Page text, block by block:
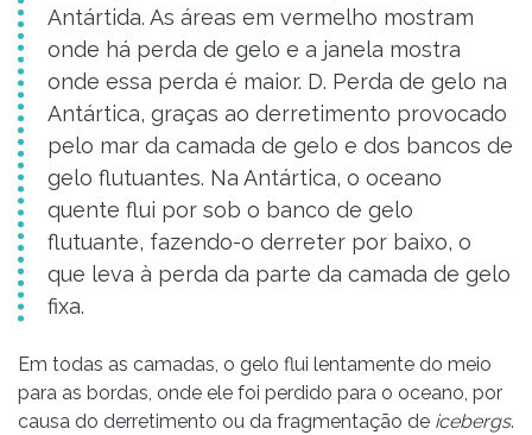
Antártida. As áreas em vermelho mostram
onde há perda de gelo e a janela mostra
onde essa perda é maior. D. Perda de gelo na
Antártica, graças ao derretimento provocado
pelo mar da camada de gelo e dos bancos de
gelo flutuantes. Na Antártica, o oceano
quente flui por sob o banco de gelo
flutuante, fazendo-o derreter por baixo, o
que leva à perda da parte da camada de gelo
fixa.
Em todas as camadas, o gelo flui lentamente do meio
para as bordas, onde ele foi perdido para o oceano, por
causa do derretimento ou da fragmentação de icebergs.